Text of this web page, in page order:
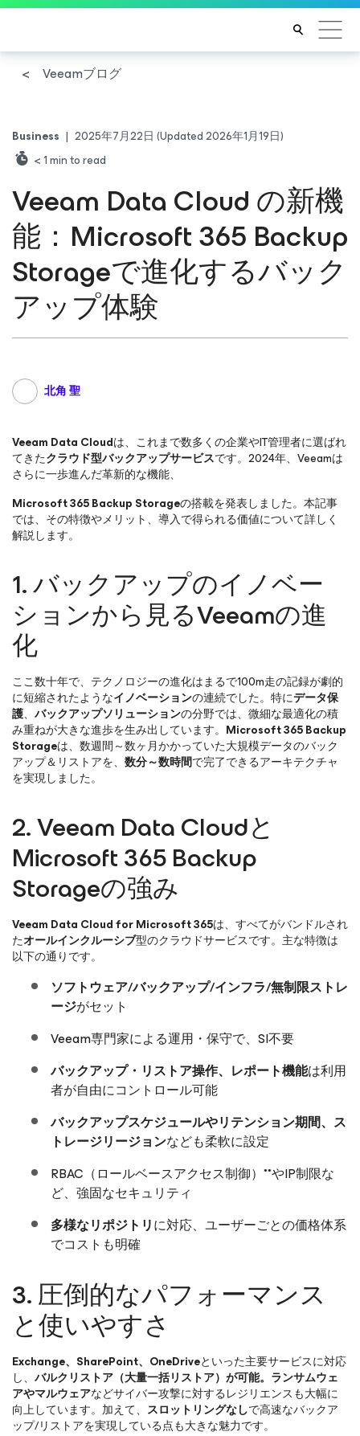
Veeamブログ
Business | 2025年7月22日 (Updated 2026年1月19日)
< 1min to read
Veeam Data Cloud の新機
能：Microsoft 365 Backup
Storageで進化するバック
アップ体験
北角 聖
Veeam Data Cloudは、これまで数多くの企業やIT管理者に選ばれ
てきたクラウド型バックアップサービスです。2024年、Veeamは
さらに一歩進んだ革新的な機能、
Microsoft 365 Backup Storageの搭載を発表しました。本記事
では、その特徴やメリット、導入で得られる価値について詳しく
解説します。
1. バックアップのイノベー
ションから見るVeeamの進
化
ここ数十年で、テクノロジーの進化はまるで100m走の記録が劇的
に短縮されたようなイノベーションの連続でした。特にデータ保
護、 バックアップソリューションの分野では、微細な最適化の積
み重ねが大きな進歩を生み出しています。 Microsoft 365 Backup
Storageは、数週間～数ヶ月かかっていた大規模データのバック
アップ＆リストアを、 数分～数時間で完了できるアーキテクチャ
を実現しました。
2. Veeam Data Cloudと
Microsoft 365 Backup
Storageの強み
Veeam Data Cloud for Microsoft 365は、すべてがバンドルされ
たオールインクルーシブ型のクラウドサービスです。主な特徴は
以下の通りです。
ソフトウェア/バックアップ/インフラ/無制限ストレ
ージがセット
Veeam専門家による運用・保守で、SI不要
バックアップ・リストア操作、レポート機能は利用
者が自由にコントロール可能
バックアップスケジュールやリテンション期間、ス
トレージリージョンなども柔軟に設定
RBAC（ロールベースアクセス制御）**やIP制限な
ど、強固なセキュリティ
多様なリポジトリに対応、ユーザーごとの価格体系
でコストも明確
3. 圧倒的なパフォーマンス
と使いやすさ
Exchange、SharePoint、OneDriveといった主要サービスに対応
し、 バルクリストア（大量一括リストア）が可能。ランサムウェ
アやマルウェアなどサイバー攻撃に対するレジリエンスも大幅に
向上しています。加えて、 スロットリングなしで高速なバックア
ップ/リストアを実現している点も大きな魅力です。